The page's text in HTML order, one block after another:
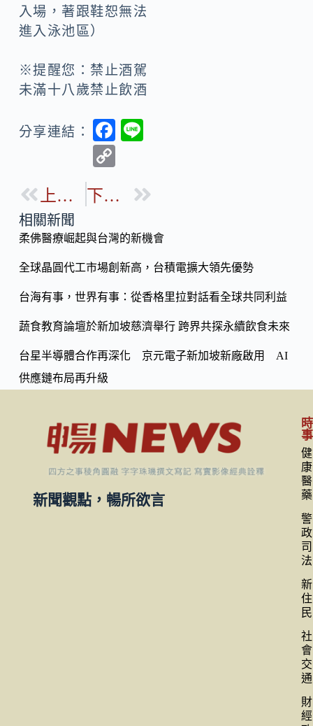
入場，著跟鞋恕無法
進入泳池區）
※提醒您：禁止酒駕
未滿十八歲禁止飲酒
分享連結：
F
b
o
k
p
Li
n
k
上一篇 下一篇
相關新聞
柔佛醫療崛起與台灣的新機會
全球晶圓代工市場創新高，台積電擴大領先優勢
台海有事，世界有事：從香格里拉對話看全球共同利益
蔬食教育論壇於新加坡慈濟舉行 跨界共探永續飲食未來
台星半導體合作再深化 京元電子新加坡新廠啟用 AI
供應鏈布局再升級
新聞觀點，暢所欲言
時
事
健
康
醫
藥
警
政
司
法
新
住
民
社
會
交
通
財
經